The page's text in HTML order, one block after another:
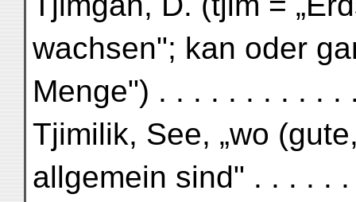
wachsen"; kan oder
Menge") . . . . . . . . . . .
Tjimilik, See, „wo
allgemein sind" . . . . .